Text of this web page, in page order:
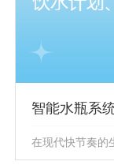
智能水瓶系